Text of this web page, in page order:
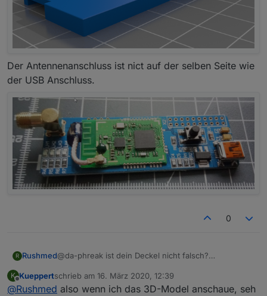
Der Antennenanschluss ist nict auf der selben Seite wie
der USB Anschluss.
0
R Rushmed@da-phreak ist dein Deckel nicht falsch?
K
Offline
Kueppertschrieb am 16. März 2020, 12:39
zuletzt editiert von
@Rushmed also wenn ich das 3D-Model anschaue, seh